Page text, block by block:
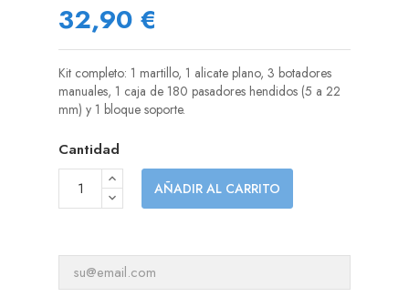
32,90 €
Kit completo: 1 martillo, 1 alicate plano, 3 botadores
manuales, 1 caja de 180 pasadores hendidos (5 a 22
mm) y 1 bloque soporte.
Cantidad
AÑADIR AL CARRITO